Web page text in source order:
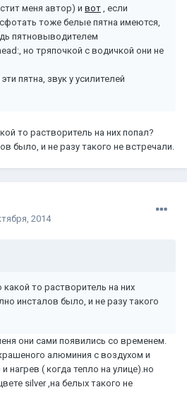
меня автор) и вот , если
тоже белые пятна имеются,
пятновыводителем
но тряпочкой с водичкой они не
пятна, звук у усилителей
то растворитель на них попал?
было, и не разу такого не встречали.
2014
то растворитель на них
инсталов было, и не разу такого
они сами появились со временем.
алюминия с воздухом и
нагрев ( когда тепло на улице).но
silver ,на белых такого не